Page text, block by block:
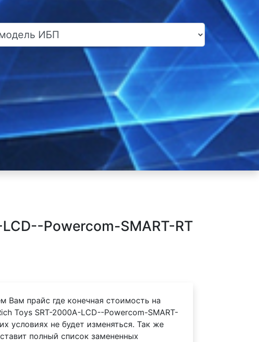
Powercom-SMART-RT
Вам прайс где конечная стоимость на
Toys SRT-2000A-LCD--Powercom-SMART-
условиях не будет изменяться. Так же
полный список замененных